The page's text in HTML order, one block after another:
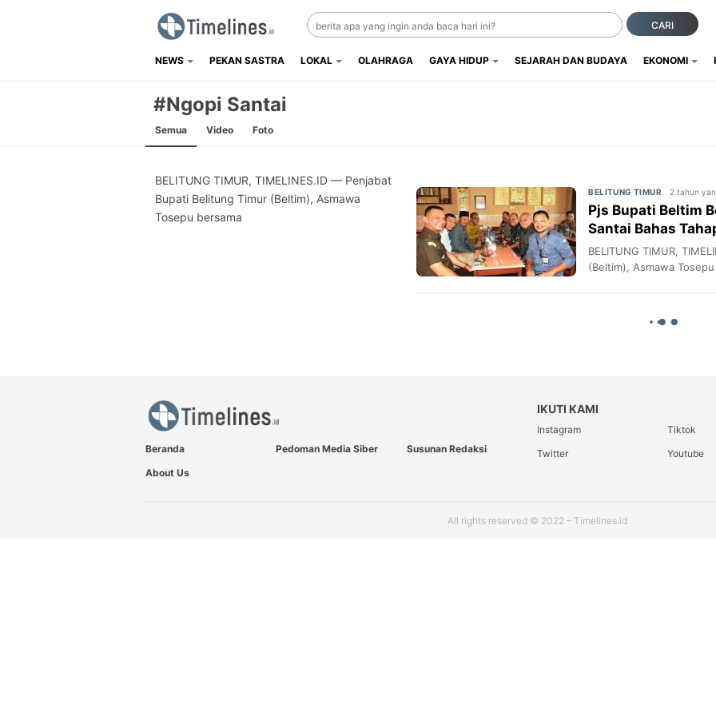
Timelines.id
Media Literasi, Sejarah & Budaya
CARI
NEWS PEKAN SASTRA LOKAL OLAHRAGA GAYA HIDUP SEJARAH DAN BUDAYA EKONOMI
#Ngopi Santai
Semua Video Foto
BELITUNG TIMUR, TIMELINES.ID — Penjabat
Bupati Belitung Timur (Beltim), Asmawa
Tosepu bersama
BELITUNG TIMUR 2 tahun
Pjs Bupati Beltim
Santai Bahas
BELITUNG TIMUR,
(Beltim), Asmawa
Beranda Pedoman Media Siber
Susunan Redaksi
About Us
IKUTI KAMI
Instagram Tiktok
Twitter
Youtube
All rights reserved © 2022 – Timelines.id